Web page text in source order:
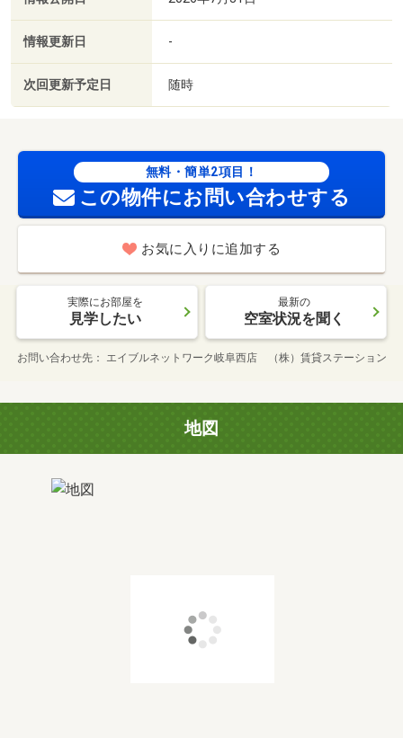
情報更新日 -
次回更新予定日 随時
無料・簡単2項目！
この物件にお問い合わせする
お気に入りに追加する
実際にお部屋を
見学したい
最新の
空室状況を聞く
お問い合わせ先 エイブルネットワーク岐阜西店 （株）賃貸ステーション
地図